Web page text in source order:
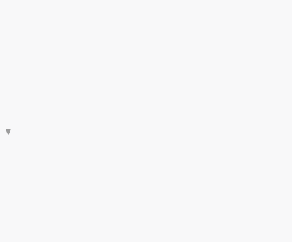
▼